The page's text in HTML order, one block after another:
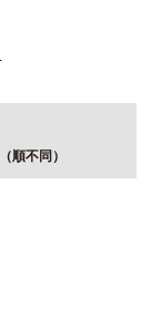
（順不同）